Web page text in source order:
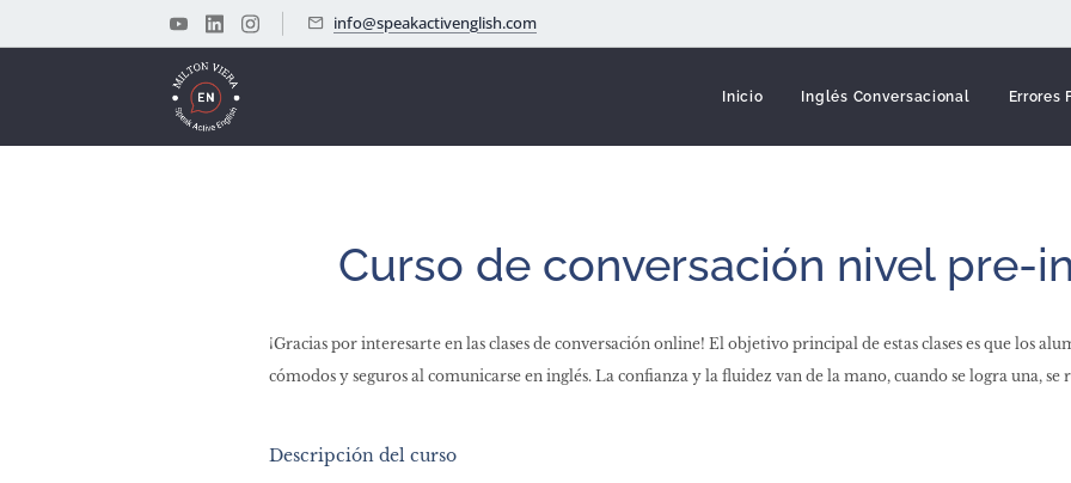
info@speakactivenglish.com
Inicio Inglés Conversacional Errores
Curso de conversación nivel pre-
¡Gracias por interesarte en las clases de conversación online! El objetivo principal de estas clases es que los
cómodos y seguros al comunicarse en inglés. La confianza y la fluidez van de la mano, cuando se logra una,
Descripción del curso